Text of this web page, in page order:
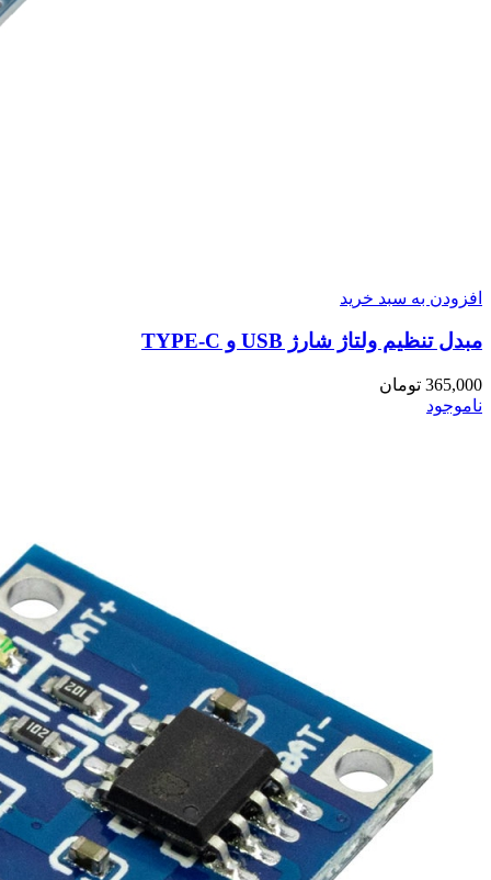
افزودن به سبد خرید
مبدل تنظیم ولتاژ شارژ USB و TYPE-C
365,000 تومان
ناموجود